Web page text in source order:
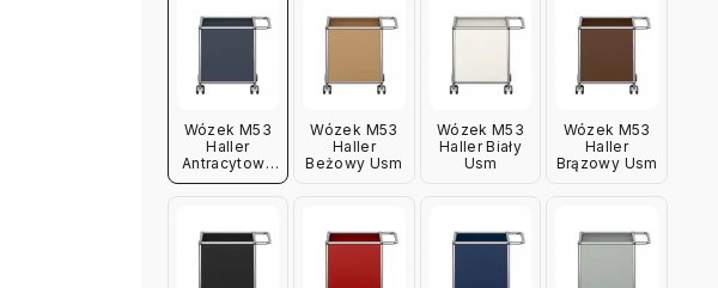
Wózek M53
Haller
Antracytowy
Usm
Wózek M53
Haller
Beżowy Usm
Wózek M53
Haller Biały
Usm
Wózek M53
Haller
Brązowy Usm